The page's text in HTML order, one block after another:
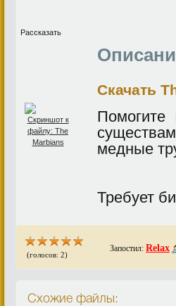
Рассказать
Скачать
Помогите
медные
Требует
(голосов: 2)
Запостил: Relax
Схожие файлы: